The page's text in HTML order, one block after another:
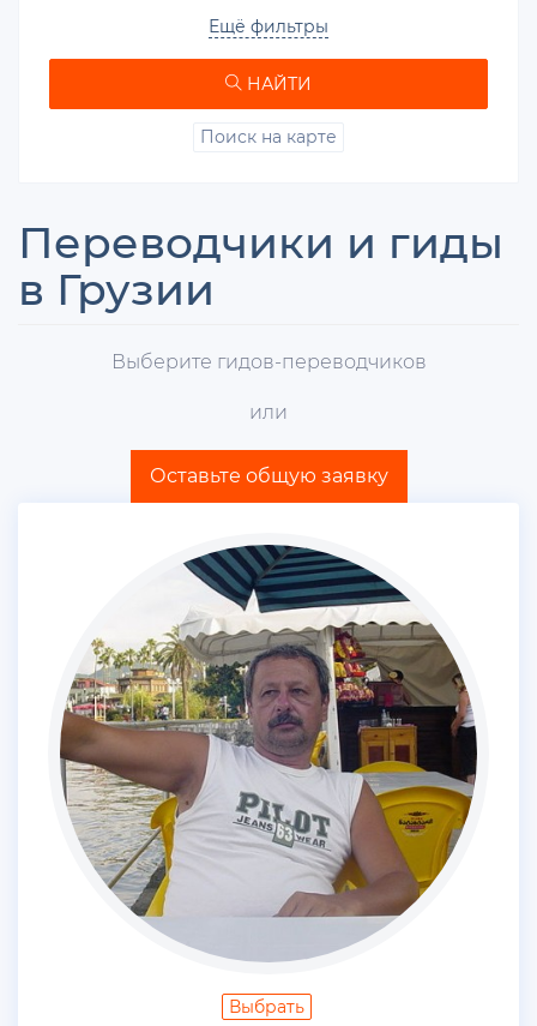
Ещё фильтры
НАЙТИ
Поиск на карте
Переводчики и гиды
в Грузии
Выберите гидов-переводчиков
или
Оставьте общую заявку
Выбрать